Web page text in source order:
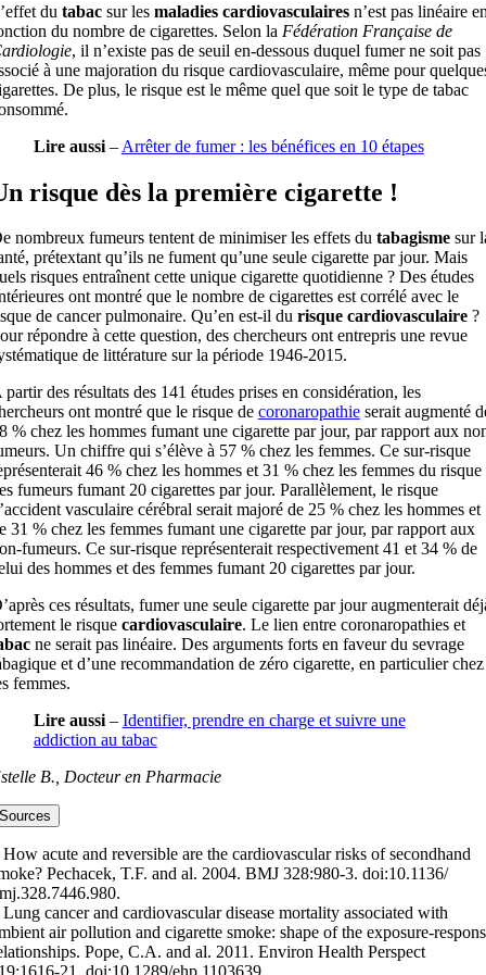
du tabacsur les maladies cardiovasculairesn’est pas linéaire
du nombre de cigarettes. Selon la Fédération Française de
, il n’existe pas de seuil en-dessous duquel fumer ne soit pas
à une majoration du risque cardiovasculaire, même pour
De plus, le risque est le même quel que soit le type de tabac
Lire aussi– Arrêter de fumer : les bénéfices en 10 étapes
risque dès la première cigarette !
nombreux fumeurs tentent de minimiser les effets du tabagismesur
prétextant qu’ils ne fument qu’une seule cigarette par jour. Mais
risques entraînent cette unique cigarette quotidienne ? Des études
ont montré que le nombre de cigarettes est corrélé avec le
de cancer pulmonaire. Qu’en est-il du risque cardiovasculaire?
répondre à cette question, des chercheurs ont entrepris une revue
de littérature sur la période 1946-2015.
partir des résultats des 141 études prises en considération, les
ont montré que le risque de coronaropathieserait augmenté
% chez les hommes fumant une cigarette par jour, par rapport aux
Un chiffre qui s’élève à 57 % chez les femmes. Ce sur-risque
46 % chez les hommes et 31 % chez les femmes du risque
fumeurs fumant 20 cigarettes par jour. Parallèlement, le risque
vasculaire cérébral serait majoré de 25 % chez les hommes et
31 % chez les femmes fumant une cigarette par jour, par rapport aux
fumeurs. Ce sur-risque représenterait respectivement 41 et 34 % de
des hommes et des femmes fumant 20 cigarettes par jour.
ces résultats, fumer une seule cigarette par jour augmenterait
le risque cardiovasculaire. Le lien entre coronaropathies et
ne serait pas linéaire. Des arguments forts en faveur du sevrage
et d’une recommandation de zéro cigarette, en particulier chez
femmes.
Lire aussi– Identifier, prendre en charge et suivre une
addiction au tabac
B., Docteur en Pharmacie
acute and reversible are the cardiovascular risks of secondhand
Pechacek, T.F. and al. 2004. BMJ 328:980-3. doi:10.1136/
cancer and cardiovascular disease mortality associated with
air pollution and cigarette smoke: shape of the exposure-
Pope, C.A. and al. 2011. Environ Health Perspect